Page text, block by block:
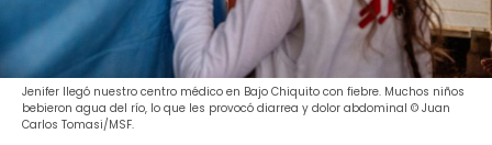
Jenifer llegó nuestro centro médico en Bajo Chiquito con fiebre. Muchos niños
bebieron agua del río, lo que les provocó diarrea y dolor abdominal © Juan
Carlos Tomasi/MSF.